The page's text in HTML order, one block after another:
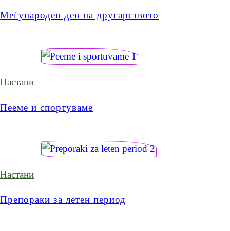
Меѓународен ден на другарството
Настани
Пееме и спортуваме
Настани
Препораки за летен период